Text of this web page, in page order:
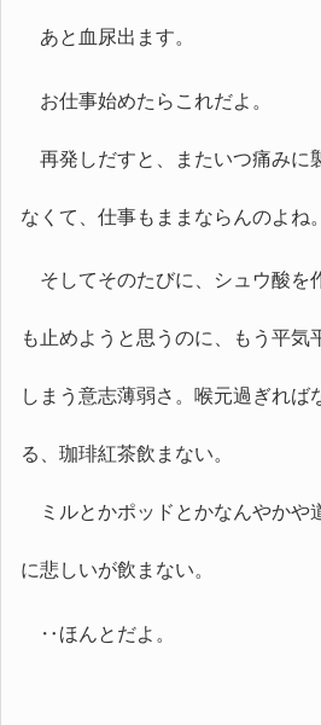
あと血尿出ます。
お仕事始めたらこれだよ。
再発しだすと、またいつ痛みに
なくて、仕事もままならんのよね。
そしてそのたびに、シュウ酸を
も止めようと思うのに、もう平気
しまう意志薄弱さ。喉元過ぎれば
る、珈琲紅茶飲まない。
ミルとかポッドとかなんやかや
に悲しいが飲まない。
‥ほんとだよ。